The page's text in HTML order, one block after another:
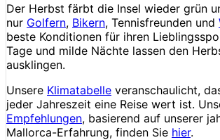
Der Herbst färbt die Insel wieder grün
nur Golfern, Bikern, Tennisfreunden und
beste Konditionen für ihren
Tage und milde Nächte lassen den
ausklingen.
Unsere Klimatabelle veranschaulicht,
jeder Jahreszeit eine Reise wert ist.
Empfehlungen, basierend auf unserer
Mallorca-Erfahrung, finden Sie hier.